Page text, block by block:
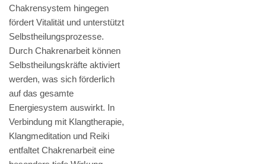
Chakrensystem hingegen
fördert Vitalität und unterstützt
Selbstheilungsprozesse.
Durch Chakrenarbeit können
Selbstheilungskräfte aktiviert
werden, was sich förderlich
auf das gesamte
Energiesystem auswirkt. In
Verbindung mit Klangtherapie,
Klangmeditation und Reiki
entfaltet Chakrenarbeit eine